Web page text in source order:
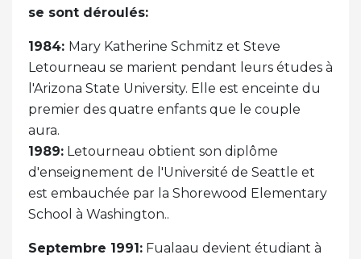
se sont déroulés:
1984: Mary Katherine Schmitz et Steve
Letourneau se marient pendant leurs études à
l'Arizona State University. Elle est enceinte du
premier des quatre enfants que le couple
aura.
1989: Letourneau obtient son diplôme
d'enseignement de l'Université de Seattle et
est embauchée par la Shorewood Elementary
School à Washington..
Septembre 1991: Fualaau devient étudiant à